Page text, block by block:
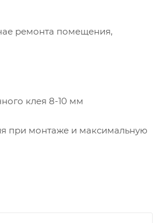
ремонта помещения,
клея 8-10 мм
при монтаже и максимальную